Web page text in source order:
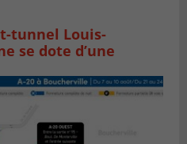
tunnel Louis-
se dote d’une